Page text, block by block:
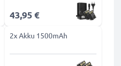
43,95 €
2x Akku 1500mAh